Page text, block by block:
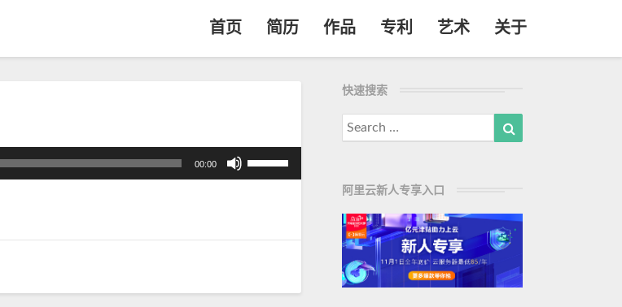
首页 简历 作品 专利 艺术 关于
00:00
使
用
箭
来
快速搜索
Search
for:
阿里云新人专享入口